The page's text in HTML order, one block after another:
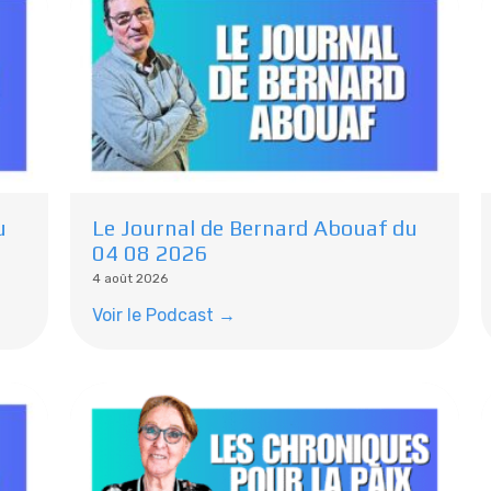
Le Journal de Bernard Abouaf du
04 08 2026
4 août 2026
Voir le Podcast →